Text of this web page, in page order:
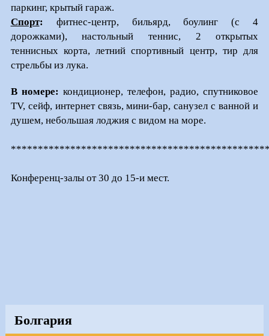
паркинг, крытый гараж.
Спорт: фитнес-центр, бильярд, боулинг (с 4
дорожками), настольный теннис, 2 открытых
теннисных корта, летний спортивный центр, тир для
стрельбы из лука.
В номере: кондиционер, телефон, радио, спутниковое
TV, сейф, интернет связь, мини-бар, санузел с ванной и
душем, небольшая лоджия с видом на море.
Конференц-залы от 30 до 15-и мест.
Болгария